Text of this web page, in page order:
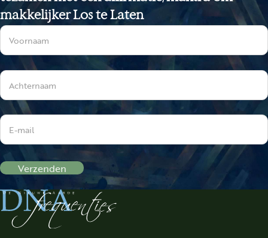
makkelijker Los te Laten
Sectie
Verzenden